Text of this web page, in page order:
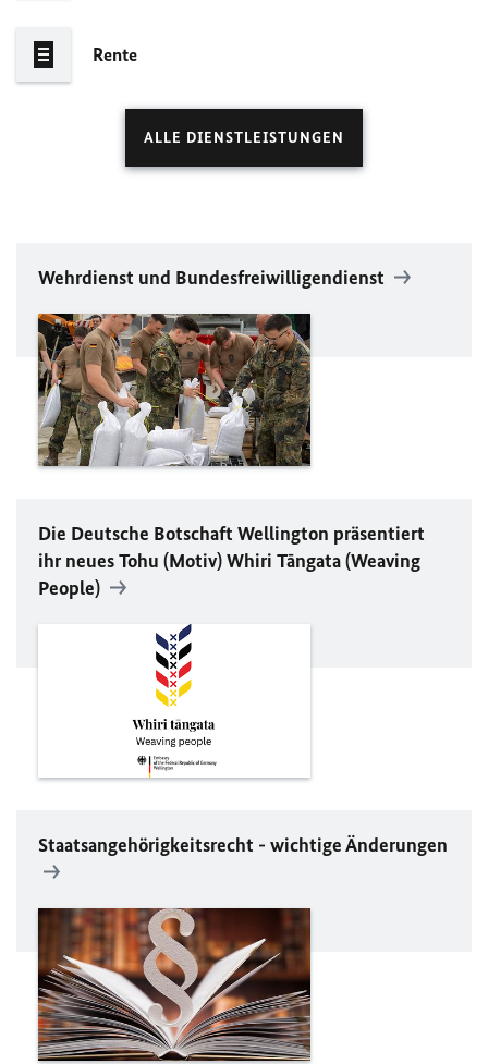
Rente
ALLE DIENSTLEISTUNGEN
Wehrdienst und Bundesfreiwilligendienst
Die Deutsche Botschaft Wellington präsentiert
ihr neues Tohu (Motiv) Whiri Tāngata (Weaving
People)
Staatsangehörigkeitsrecht - wichtige Änderungen